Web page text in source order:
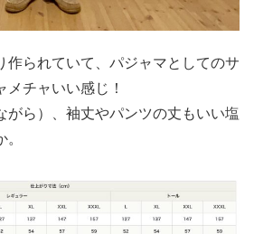
作られていて、パジャマとしてのサ
メチャいい感じ！
がら）、袖丈やパンツの丈もいい塩